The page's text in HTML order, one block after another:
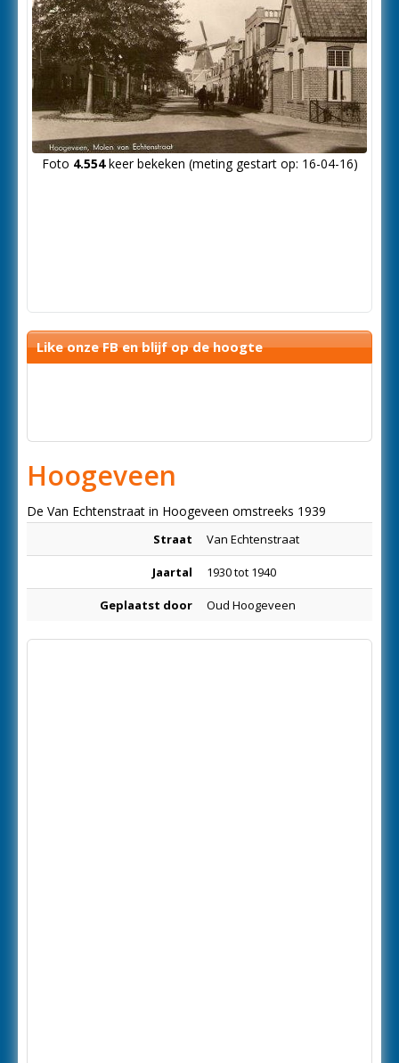
Foto 4.554keer bekeken (meting gestart op: 16-04-16)
Like onze FB en blijf op de hoogte
Hoogeveen
De Van Echtenstraat in Hoogeveen omstreeks 1939
Straat Van Echtenstraat
Jaartal 1930 tot 1940
Geplaatst door Oud Hoogeveen